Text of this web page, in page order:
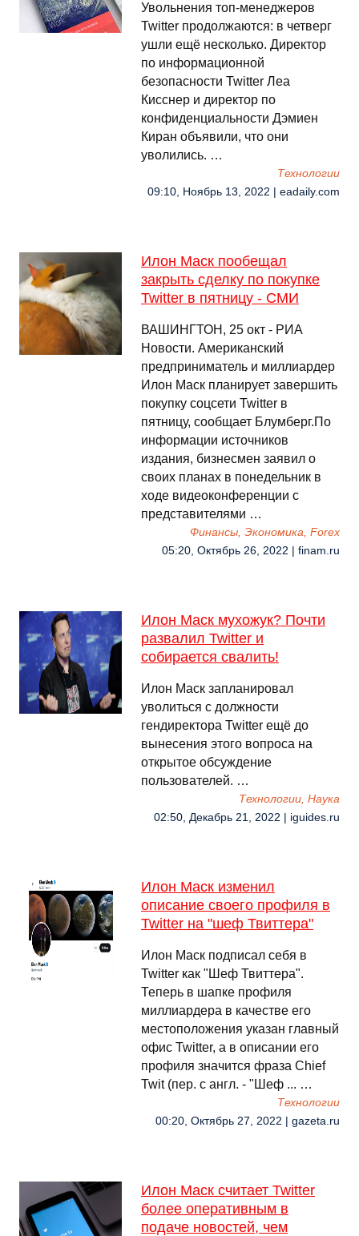
Увольнения топ-менеджеров
Twitter продолжаются: в четверг
ушли ещё несколько. Директор
по информационной
безопасности Twitter Леа
Кисснер и директор по
конфиденциальности Дэмиен
Киран объявили, что они
уволились. …
Технологии
09:10, Ноябрь 13, 2022 | eadaily.com
Илон Маск пообещал
закрыть сделку по покупке
Twitter в пятницу - СМИ
ВАШИНГТОН, 25 окт - РИА
Новости. Американский
предприниматель и миллиардер
Илон Маск планирует завершить
покупку соцсети Twitter в
пятницу, сообщает Блумберг.По
информации источников
издания, бизнесмен заявил о
своих планах в понедельник в
ходе видеоконференции с
представителями …
Финансы, Экономика, Forex
05:20, Октябрь 26, 2022 | finam.ru
Илон Маск мухожук? Почти
развалил Twitter и
собирается свалить!
Илон Маск запланировал
уволиться с должности
гендиректора Twitter ещё до
вынесения этого вопроса на
открытое обсуждение
пользователей. …
Технологии, Наука
02:50, Декабрь 21, 2022 | iguides.ru
Илон Маск изменил
описание своего профиля в
Twitter на "шеф Твиттера"
Илон Маск подписал себя в
Twitter как "Шеф Твиттера".
Теперь в шапке профиля
миллиардера в качестве его
местоположения указан главный
офис Twitter, а в описании его
профиля значится фраза Chief
Twit (пер. с англ. - "Шеф ... …
Технологии
00:20, Октябрь 27, 2022 | gazeta.ru
Илон Маск считает Twitter
более оперативным в
подаче новостей, чем